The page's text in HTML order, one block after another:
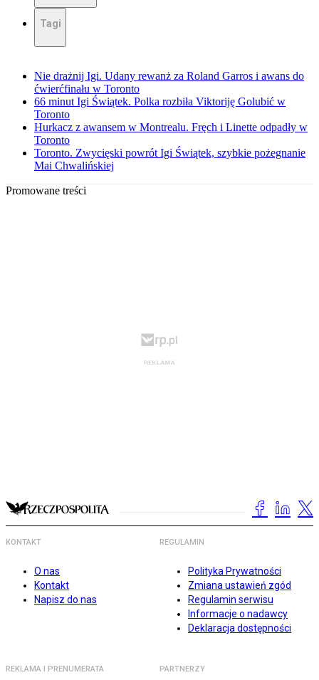
Tagi
Nie drażnij Igi. Udany rewanż za Roland Garros i awans do
ćwierćfinału w Toronto
66 minut Igi Świątek. Polka rozbiła Viktoriję Golubić w
Toronto
Hurkacz z awansem w Montrealu. Fręch i Linette odpadły w
Toronto
Toronto. Zwycięski powrót Igi Świątek, szybkie pożegnanie
Mai Chwalińskiej
Promowane treści
KONTAKT
O nas
Kontakt
Napisz do nas
REGULAMIN
Polityka Prywatności
Zmiana ustawień zgód
Regulamin serwisu
Informacje o nadawcy
Deklaracja dostępności
REKLAMA I PRENUMERATA PARTNERZY